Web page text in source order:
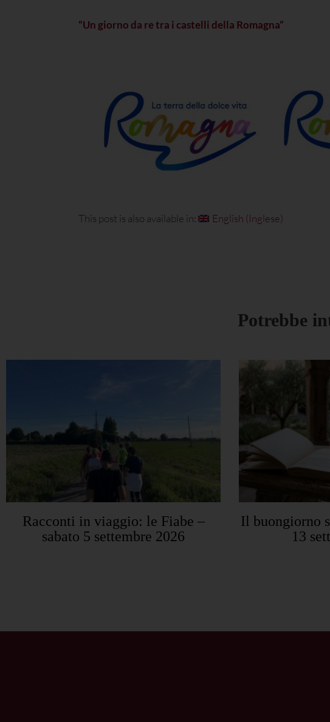
“Un giorno da re tra i castelli della Romagna”
This post is also available in: English (Inglese)
Potrebbe
Racconti in viaggio: le Fiabe –
sabato 5 settembre 2026
Il buongiorno
13